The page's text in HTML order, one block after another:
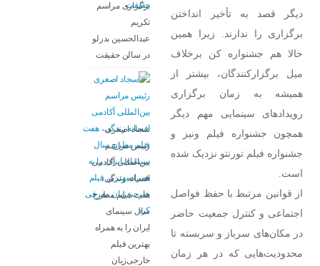
دیگر قصد به تأخیر انداختن
برگزاری را ندارند. زیرا همین
حالا هم جشنواره کن برخلاف
میل برگزارکنندگان، بیشتر از
همیشه به زمان برگزاری
رویدادهای سینمایی مهم دیگر
همچون جشنواره فیلم ونیز و
جشنواره فیلم تورنتو نزدیک شده
است.
از قوانین مرتبط با حفظ فواصل
اجتماعی و کنترل جمعیت حاضر
در مکان‌های سرباز و سربسته تا
محدودیت‌هایی که در هر زمان
برگزاری مراسم
تکریم
عبدالحسین بدرلو
در سالن حقیقت
سجاد اصغری
رئیس مراسم
بین‌المللی آکادمی
افسانه زندگی،
هفت فیلم مطرح
سال سینمای
ایران را به همراه
بهترین فیلم
خارجی‌زبان